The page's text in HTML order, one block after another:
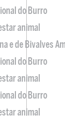
do Burro
animal
e de Bivalves
do Burro
animal
do Burro
animal